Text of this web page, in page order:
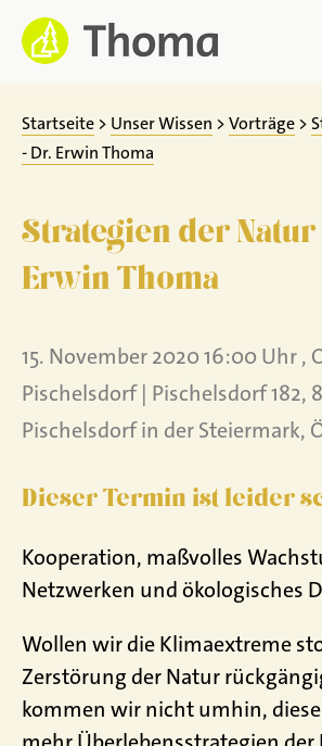
Zum
Inhalt
springen
Startseite > Unser Wissen >Vorträge >
- Dr. Erwin Thoma
Strategien der Natur
Erwin Thoma
15. November 2020 16:00 Uhr ,
Pischelsdorf | Pischelsdorf 182,
Pischelsdorf in der Steiermark,
Dieser Termin ist leider
Kooperation, maßvolles
Netzwerken und ökologisches
Wollen wir die Klimaextreme
Zerstörung der Natur
kommen wir nicht umhin,